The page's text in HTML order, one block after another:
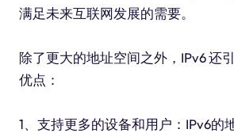
满足未来互联网发展的需要。
除了更大的地址空间之外，IPv6 还
优点：
1、支持更多的设备和用户：IPv6的